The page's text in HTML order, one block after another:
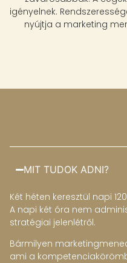
igényelnek.
nyújtja a marketing
MIT TUDOK ADNI?
Két héten keresztül napi
A napi két óra nem
stratégiai jelenlétről.
Bármilyen
ami a